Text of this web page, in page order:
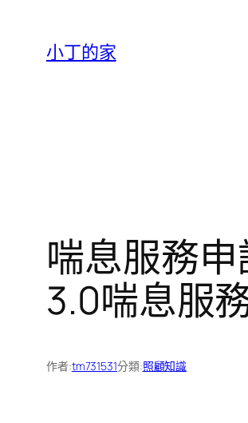
小丁的家
喘息服務
3.0喘息服
作者:tm731531分類:照顧知識